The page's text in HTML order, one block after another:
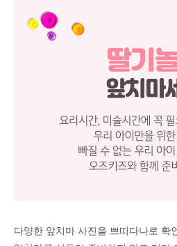
다양한 앞치마 사진을 쁘띠다나로 확